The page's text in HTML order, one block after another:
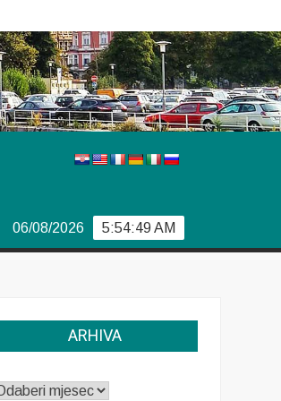
5:54:50 AM
06/08/2026
ARHIVA